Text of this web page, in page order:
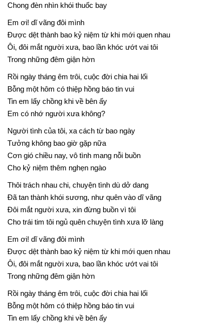
Chong đèn nhìn khói thuốc bay
Em ơi! dĩ vãng đôi mình
Được dệt thành bao kỷ niệm từ khi mới quen nhau
Ôi, đôi mắt người xưa, bao lần khóc ướt vai tôi
Trong những đêm giận hờn
Rồi ngày tháng êm trôi, cuộc đời chia hai lối
Bỗng một hôm có thiệp hồng báo tin vui
Tin em lấy chồng khi về bên ấy
Em có nhớ người xưa không?
Người tình của tôi, xa cách từ bao ngày
Tưởng không bao giờ gặp nữa
Cơn gió chiều nay, vô tình mang nỗi buồn
Cho kỷ niệm thêm nghẹn ngào
Thôi trách nhau chi, chuyện tình dù dở dang
Đã tan thành khói sương, như quên vào dĩ vãng
Đôi mắt người xưa, xin đừng buồn vì tôi
Cho trái tim tôi ngủ quên chuyện tình xưa lỡ làng
Em ơi! dĩ vãng đôi mình
Được dệt thành bao kỷ niệm từ khi mới quen nhau
Ôi, đôi mắt người xưa, bao lần khóc ướt vai tôi
Trong những đêm giận hờn
Rồi ngày tháng êm trôi, cuộc đời chia hai lối
Bỗng một hôm có thiệp hồng báo tin vui
Tin em lấy chồng khi về bên ấy